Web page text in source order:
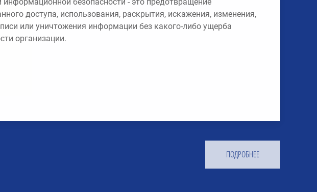
безопасности - это предотвращение
доступа, использования, раскрытия, искажения, изменения,
или уничтожения информации без какого-либо ущерба
организации.
ПОДРОБНЕЕ